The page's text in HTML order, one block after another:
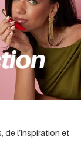
de l’inspiration et